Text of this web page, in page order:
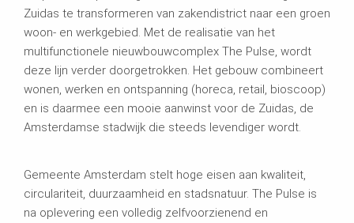
Zuidas te transformeren van zakendistrict naar een groen
woon- en werkgebied. Met de realisatie van het
multifunctionele nieuwbouwcomplex The Pulse, wordt
deze lijn verder doorgetrokken. Het gebouw combineert
wonen, werken en ontspanning (horeca, retail, bioscoop)
en is daarmee een mooie aanwinst voor de Zuidas, de
Amsterdamse stadwijk die steeds levendiger wordt.
Gemeente Amsterdam stelt hoge eisen aan kwaliteit,
circulariteit, duurzaamheid en stadsnatuur. The Pulse is
na oplevering een volledig zelfvoorzienend en